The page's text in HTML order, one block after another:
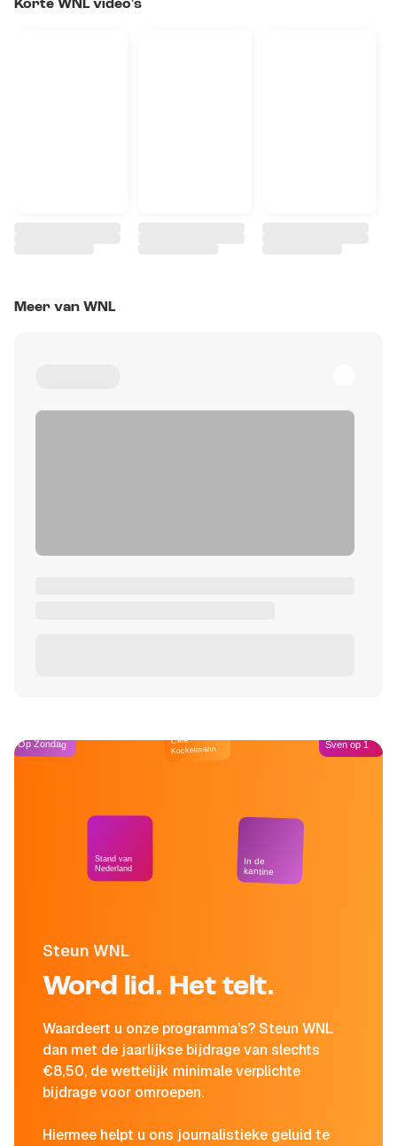
Korte WNL video's
Meer van WNL
Steun WNL
Word lid. Het telt.
Waardeert u onze programma's? Steun WNL
dan met de jaarlijkse bijdrage van slechts
€8,50, de wettelijk minimale verplichte
bijdrage voor omroepen.
Hiermee helpt u ons journalistieke geluid te
Op Zondag
Stand van
Nederland
Café
Kockelmann
In de
kantine
Sven op 1